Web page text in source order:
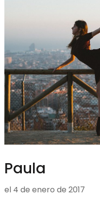
Paula
el 4 de enero de 2017